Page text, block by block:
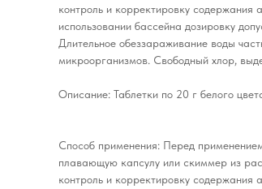
контроль и корректировку
использовании бассейна дозировку
Длительное обеззараживание воды
микроорганизмов. Свободный хлор,
Описание: Таблетки по 20 г белого
Способ применения: Перед
плавающую капсулу или скиммер из
контроль и корректировку